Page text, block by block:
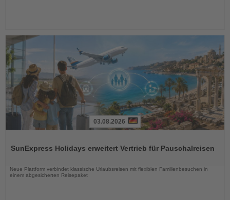
die
03.08.2026
SunExpress Holidays erweitert Vertrieb für Pauschalreisen
Neue Plattform verbindet klassische Urlaubsreisen mit flexiblen Familienbesuchen in
einem abgesicherten Reisepaket